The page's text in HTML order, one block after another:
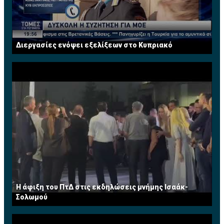
Διεργασίες ενόψει εξελίξεων στο Κυπριακό
Η άφιξη του ΠτΔ στις εκδηλώσεις μνήμης Ισαάκ-
Σολωμού